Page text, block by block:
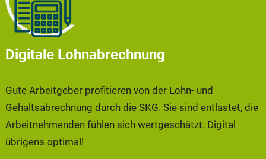
Digitale Lohnabrechnung
Gute Arbeitgeber profitieren von der Lohn- und
Gehaltsabrechnung durch die SKG. Sie sind entlastet, die
Arbeitnehmenden fühlen sich wertgeschätzt. Digital
übrigens optimal!